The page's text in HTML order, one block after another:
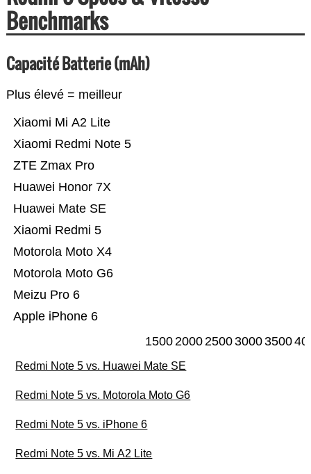
Benchmarks
Capacité Batterie (mAh)
Plus élevé = meilleur
Apple iPhone 6
Meizu Pro 6
Motorola Moto G6
Motorola Moto X4
Xiaomi Redmi 5
Huawei Mate SE
Huawei Honor 7X
ZTE Zmax Pro
Xiaomi Redmi Note 5
Xiaomi Mi A2 Lite
15002000250030003500
Redmi Note 5 vs. Huawei Mate SE
Redmi Note 5 vs. Motorola Moto G6
Redmi Note 5 vs. iPhone 6
Redmi Note 5 vs. Mi A2 Lite